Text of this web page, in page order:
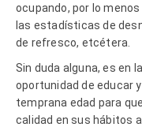
ocupando, por lo
las estadísticas de
de refresco, etcétera.
Sin duda alguna, es en
oportunidad de educar
temprana edad para
calidad en sus hábitos